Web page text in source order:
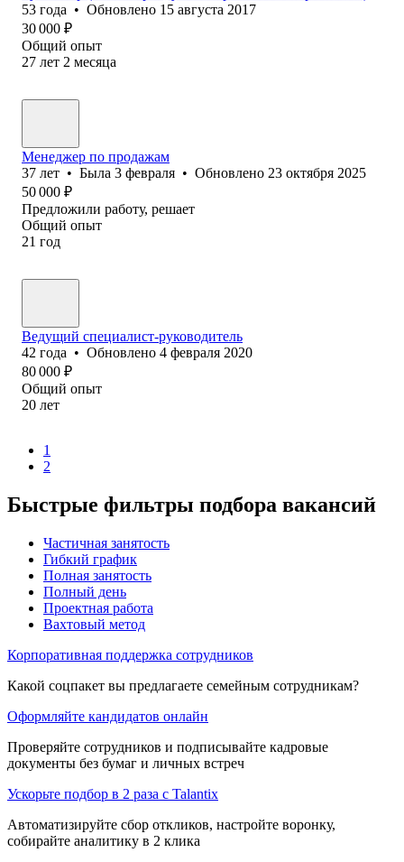
53 года • Обновлено 15 августа 2017
30 000 ₽
Общий опыт
27 лет 2 месяца
Менеджер по продажам
37 лет • Была 3 февраля • Обновлено 23 октября 2025
50 000 ₽
Предложили работу, решает
Общий опыт
21 год
Ведущий специалист-руководитель
42 года • Обновлено 4 февраля 2020
80 000 ₽
Общий опыт
20 лет
1
2
Быстрые фильтры подбора вакансий
Частичная занятость
Гибкий график
Полная занятость
Полный день
Проектная работа
Вахтовый метод
Корпоративная поддержка сотрудников
Какой соцпакет вы предлагаете семейным сотрудникам?
Оформляйте кандидатов онлайн
Проверяйте сотрудников и подписывайте кадровые
документы без бумаг и личных встреч
Ускорьте подбор в 2 раза с Talantix
Автоматизируйте сбор откликов, настройте воронку,
собирайте аналитику в 2 клика